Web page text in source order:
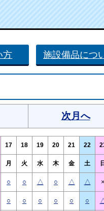
方 施設備品につ
次月へ
17 18 19 20 21 22
月 火 水 木 金 土 日
○ ○ △ ○ △ △ ×
○ ○ ○ ○ ○ ○